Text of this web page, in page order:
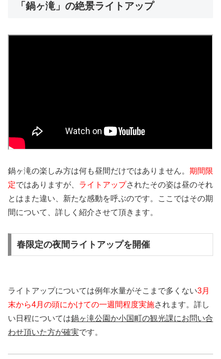
「鍋ヶ滝」の絶景ライトアップ
鍋ヶ滝の楽しみ方は何も昼間だけではありません。 期間限
定ではありますが、 ライトアップされたその姿は昼のそれ
とはまた違い、新たな感動を呼ぶのです。ここではその期
間について、詳しく紹介させて頂きます。
春限定の夜間ライトアップを開催
ライトアップについては例年水量がそこまで多くない3月
末から4月の頭にかけての一週間程度実施されます。詳し
い日程については鍋ヶ滝公園か小国町の観光課にお問い合
わせ頂いた方が確実です。